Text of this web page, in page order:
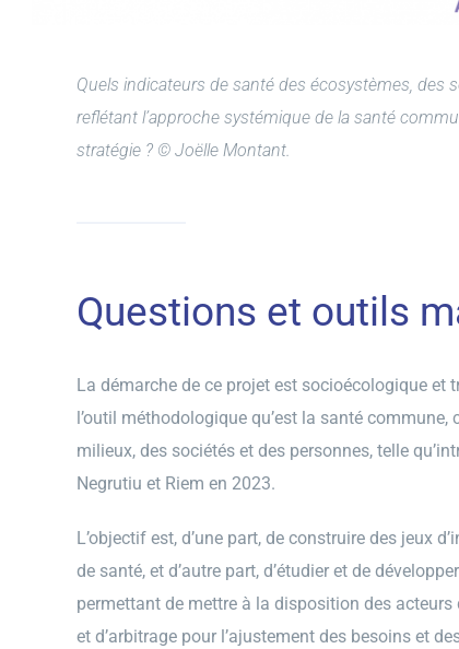
Quels indicateurs de santé des écosystèmes, des
reflétant l’approche systémique de la santé
stratégie ? © Joëlle Montant.
Questions et outils
La démarche de ce projet est socioécologique et
l’outil méthodologique qu’est la santé commune,
milieux, des sociétés et des personnes, telle
Negrutiu et Riem en 2023.
L’objectif est, d’une part, de construire des jeux
de santé, et d’autre part, d’étudier et de
permettant de mettre à la disposition des
et d’arbitrage pour l’ajustement des besoins et